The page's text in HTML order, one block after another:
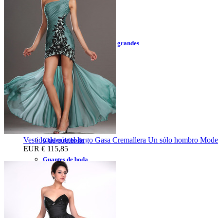
Vestidos de la madre 2023
Vestidos de la madre corto
Vestidos de la madre tallas grandes
Vestidos de la madre largo
Vestidos de traje de pantalón
Accesorios de Boda
Velos de boda
Chales de boda
Guantes de boda
Falda desmontable
Enagua de boda
Vestido de cóctel largo Gasa Cremallera Un sólo hombro
EUR € 115,85